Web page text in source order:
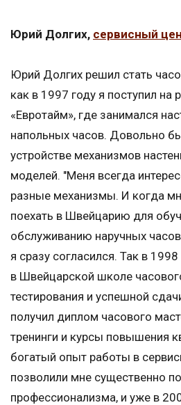
Юрий Долгих, сервисный
Юрий Долгих решил стать
как в 1997 году я поступил на
«Евротайм», где занимался
напольных часов. Довольно
устройстве механизмов
моделей. "Меня всегда
разные механизмы. И когда
поехать в Швейцарию для
обслуживанию наручных
я сразу согласился. Так в
в Швейцарской школе
тестирования и успешной
получил диплом часового
тренинги и курсы повышения
богатый опыт работы в
позволили мне существенно
профессионализма, и уже в